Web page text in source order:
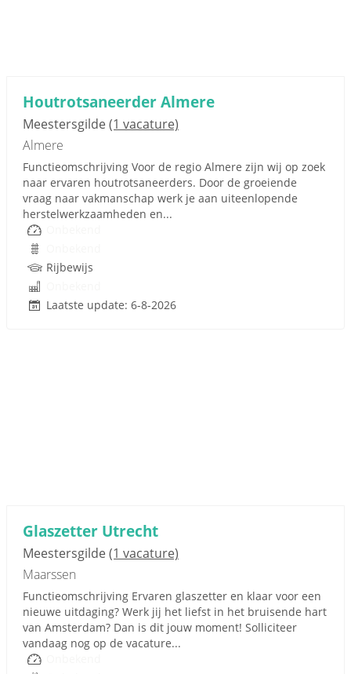
Houtrotsaneerder Almere
Meestersgilde(1 vacature)
Almere
Functieomschrijving Voor de regio Almere zijn wij op zoek
naar ervaren houtrotsaneerders. Door de groeiende
vraag naar vakmanschap werk je aan uiteenlopende
herstelwerkzaamheden en...
Rijbewijs
Laatste update: 6-8-2026
Glaszetter Utrecht
Meestersgilde(1 vacature)
Maarssen
Functieomschrijving Ervaren glaszetter en klaar voor een
nieuwe uitdaging? Werk jij het liefst in het bruisende hart
van Amsterdam? Dan is dit jouw moment! Solliciteer
vandaag nog op de vacature...